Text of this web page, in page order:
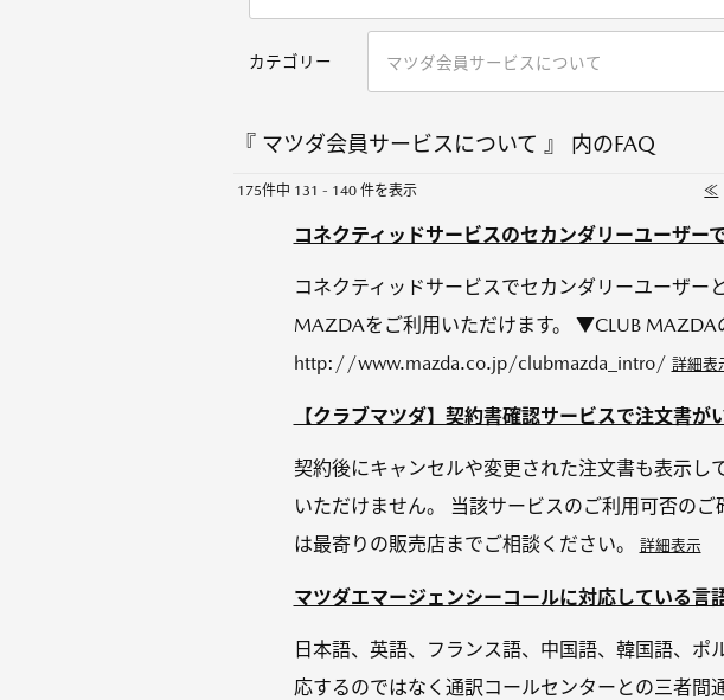
カテゴリー
『 マツダ会員サービスについて 』 内のFAQ
175件中 131 - 140 件を表示 ≪
コネクティッドサービスのセカンダリーユーザー
コネクティッドサービスでセカンダリーユーザ
MAZDAをご利用いただけます。 ▼CLUB MAZDA
http://www.mazda.co.jp/clubmazda_intro/ 詳細表
【クラブマツダ】契約書確認サービスで注文書が
契約後にキャンセルや変更された注文書も表示し
いただけません。 当該サービスのご利用可否の
は最寄りの販売店までご相談ください。
詳細表示
マツダエマージェンシーコールに対応している言
日本語、英語、フランス語、中国語、韓国語、
応するのではなく通訳コールセンターとの三者間